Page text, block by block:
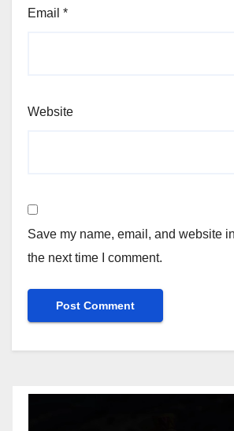
Email *
Website
Save my name, email, and website
the next time I comment.